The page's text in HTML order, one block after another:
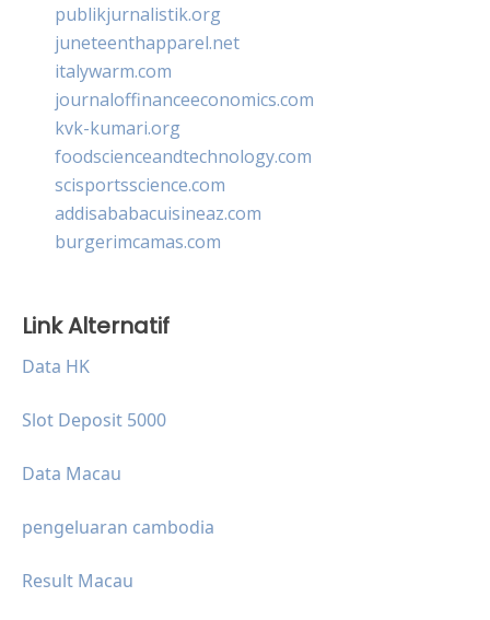
publikjurnalistik.org
juneteenthapparel.net
italywarm.com
journaloffinanceeconomics.com
kvk-kumari.org
foodscienceandtechnology.com
scisportsscience.com
addisababacuisineaz.com
burgerimcamas.com
Link Alternatif
Data HK
Slot Deposit 5000
Data Macau
pengeluaran cambodia
Result Macau